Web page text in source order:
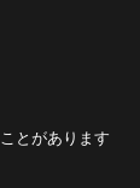
とがあります